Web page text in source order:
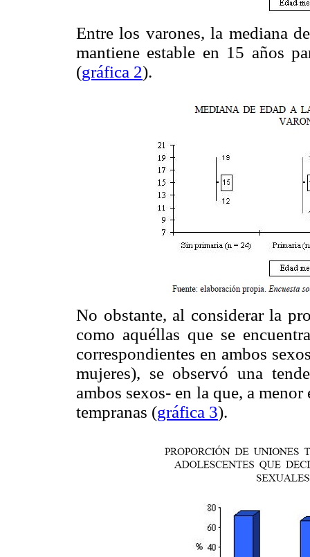
Entre los varones, la mediana
mantiene estable en 15 años
(gráfica 2).
No obstante, al considerar la
como aquéllas que se
correspondientes en ambos
mujeres), se observó una
ambos sexos- en la que, a
tempranas (gráfica 3).